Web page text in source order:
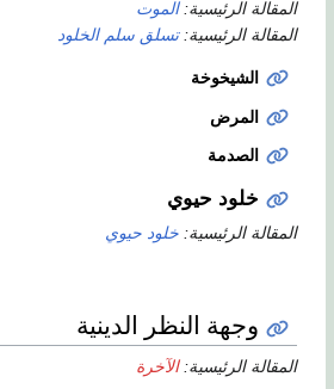
المقالة الرئيسية:الموت
المقالة الرئيسية:تسلق سلم الخلود
الشيخوخة
المرض
الصدمة
خلود حيوي
المقالة الرئيسية: خلود حيوي
وجهة النظر الدينية
المقالة الرئيسية:الآخرة